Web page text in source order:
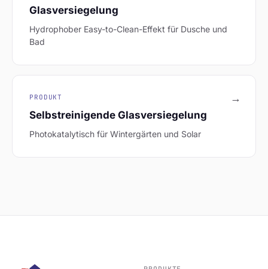
Glasversiegelung
Hydrophober Easy-to-Clean-Effekt für Dusche und
Bad
PRODUKT
Selbstreinigende Glasversiegelung
Photokatalytisch für Wintergärten und Solar
→